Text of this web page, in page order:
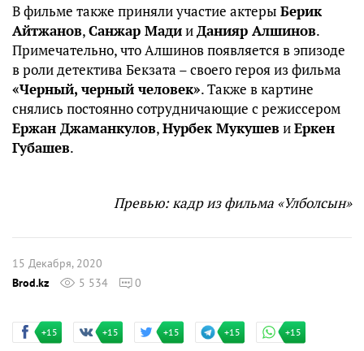
В фильме также приняли участие актеры Берик
Айтжанов,Санжар МадииДанияр Алшинов.
Примечательно, что Алшинов появляется в эпизоде
в роли детектива Бекзата – своего героя из фильма
«Черный, черный человек». Также в картине
снялись постоянно сотрудничающие с режиссером
Ержан Джаманкулов,Нурбек МукушевиЕркен
Губашев.
Превью: кадр из фильма «Улболсын»
15 Декабря, 2020
Brod.kz
5 534 0
+15 +15 +15 +15 +15